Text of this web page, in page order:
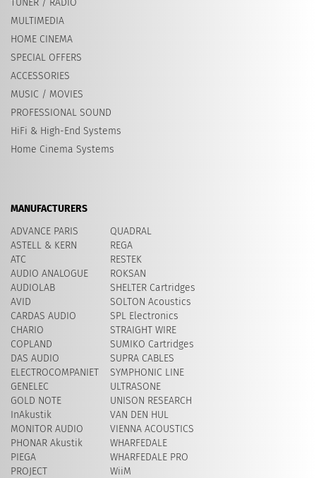
TUNER / RADIO
MULTIMEDIA
HOME CINEMA
SPECIAL OFFERS
ACCESSORIES
MUSIC / MOVIES
PROFESSIONAL SOUND
HiFi & High-End Systems
Home Cinema Systems
MANUFACTURERS
ADVANCE PARIS
ASTELL & KERN
ATC
AUDIO ANALOGUE
AUDIOLAB
AVID
CARDAS AUDIO
CHARIO
COPLAND
DAS AUDIO
ELECTROCOMPANIET
GENELEC
GOLD NOTE
InAkustik
MONITOR AUDIO
PHONAR Akustik
PIEGA
PROJECT
QUADRAL
REGA
RESTEK
ROKSAN
SHELTER Cartridges
​SOLTON Acoustics
SPL Electronics
STRAIGHT WIRE
SUMIKO Cartridges
SUPRA CABLES
SYMPHONIC LINE
ULTRASONE
UNISON RESEARCH
VAN DEN HUL
VIENNA ACOUSTICS
WHARFEDALE
WHARFEDALE PRO
WiiM